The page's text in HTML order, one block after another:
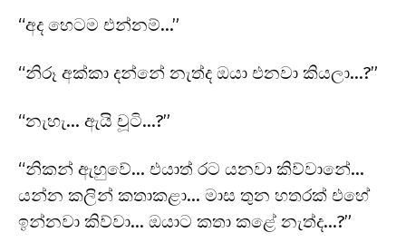
“අද හෙටම එන්නම්…”
“නිරූ අක්කා දන්නේ නැත්ද ඔයා එනවා කියලා…?”
“නැහැ… ඇයි චූටි…?”
“නිකන් ඇහුවේ… එයාත් රට යනවා කිව්වානේ…
යන්න කලින් කතාකළා… මාස තුන හතරක් එහේ
ඉන්නවා කිව්වා… ඔයාට කතා කළේ නැත්ද…?”